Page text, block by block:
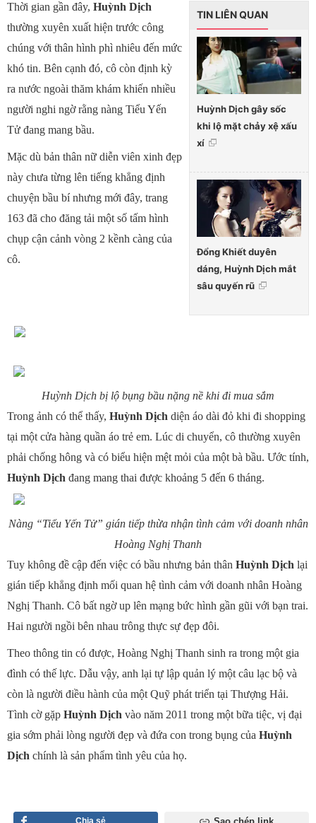
TIN LIÊN QUAN
Huỳnh Dịch gây sốc
khi lộ mặt chảy xệ xấu
xí
Đổng Khiết duyên
dáng, Huỳnh Dịch mắt
sâu quyến rũ
Thời gian gần đây, Huỳnh Dịch
thường xuyên xuất hiện trước công
chúng với thân hình phì nhiêu đến mức
khó tin. Bên cạnh đó, cô còn định kỳ
ra nước ngoài thăm khám khiến nhiều
người nghi ngờ rằng nàng Tiểu Yến
Tử đang mang bầu.
Mặc dù bản thân nữ diễn viên xinh đẹp
này chưa từng lên tiếng khẳng định
chuyện bầu bí nhưng mới đây, trang
163 đã cho đăng tải một số tấm hình
chụp cận cảnh vòng 2 kềnh càng của
cô.
Huỳnh Dịch bị lộ bụng bầu nặng nề khi đi mua sắm
Trong ảnh có thể thấy, Huỳnh Dịch diện áo dài đỏ khi đi shopping
tại một cửa hàng quần áo trẻ em. Lúc di chuyển, cô thường xuyên
phải chống hông và có biểu hiện mệt mỏi của một bà bầu. Ước tính,
Huỳnh Dịch đang mang thai được khoảng 5 đến 6 tháng.
Nàng “Tiểu Yến Tử” gián tiếp thừa nhận tình cảm với doanh nhân
Hoàng Nghị Thanh
Tuy không đề cập đến việc có bầu nhưng bản thân Huỳnh Dịch lại
gián tiếp khẳng định mối quan hệ tình cảm với doanh nhân Hoàng
Nghị Thanh. Cô bất ngờ up lên mạng bức hình gần gũi với bạn trai.
Hai người ngồi bên nhau trông thực sự đẹp đôi.
Theo thông tin có được, Hoàng Nghị Thanh sinh ra trong một gia
đình có thế lực. Dẫu vậy, anh lại tự lập quản lý một câu lạc bộ và
còn là người điều hành của một Quỹ phát triển tại Thượng Hải.
Tình cờ gặp Huỳnh Dịch vào năm 2011 trong một bữa tiệc, vị đại
gia sớm phải lòng người đẹp và đứa con trong bụng của Huỳnh
Dịch chính là sản phẩm tình yêu của họ.
Chia sẻ